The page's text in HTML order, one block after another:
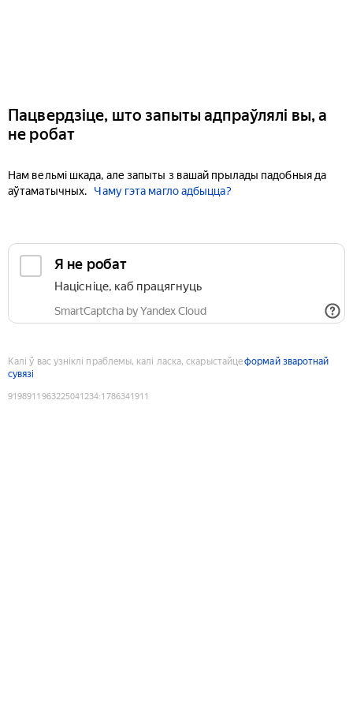
Пацвердзіце, што запыты адпраўлялі вы, а
не робат
Нам вельмі шкада, але запыты з вашай прылады падобныя да
аўтаматычных.
Чаму гэта магло адбыцца?
Я не робат
Націсніце, каб працягнуць
SmartCaptcha by Yandex Cloud
Калі ў вас узніклі праблемы, калі ласка, скарыстайцеформай зваротнай
сувязі
9198911963225041234:1786341911